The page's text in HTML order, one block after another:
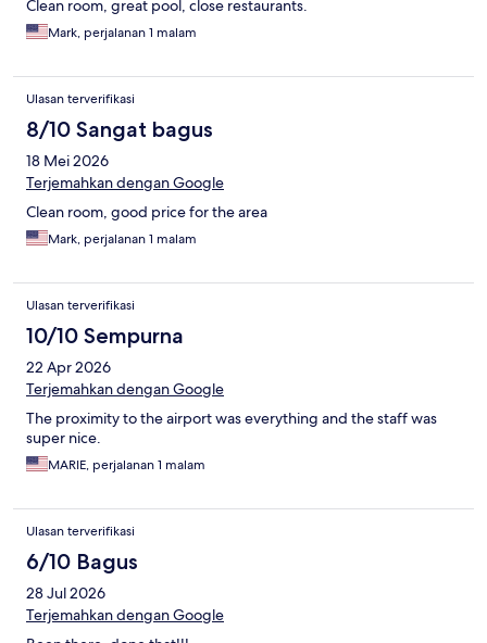
Clean room, great pool, close restaurants.
Mark, perjalanan 1 malam
Ulasan terverifikasi
8/10 Sangat bagus
18 Mei 2026
Terjemahkan dengan Google
Clean room, good price for the area
Mark, perjalanan 1 malam
Ulasan terverifikasi
10/10 Sempurna
22 Apr 2026
Terjemahkan dengan Google
The proximity to the airport was everything and the staff was
super nice.
MARIE, perjalanan 1 malam
Ulasan terverifikasi
6/10 Bagus
28 Jul 2026
Terjemahkan dengan Google